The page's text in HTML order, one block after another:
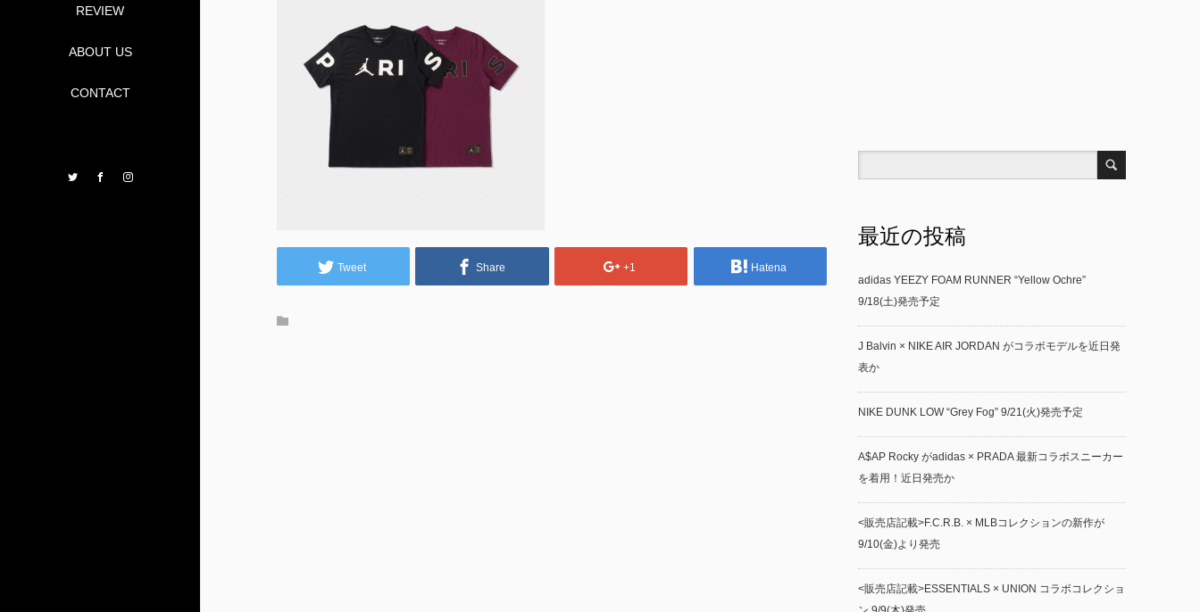
REVIEW
ABOUT US
CONTACT
TwitterFacebook
Tweet Share +1 Hatena
最近の投稿
adidas YEEZY FOAM RUNNER “Yellow Ochre”
9/18(土)発売予定
J Balvin × NIKE AIR JORDAN がコラボモデルを近日発
表か
NIKE DUNK LOW “Grey Fog” 9/21(火)発売予定
A$AP Rocky がadidas × PRADA 最新コラボスニーカー
を着用！近日発売か
<販売店記載>F.C.R.B. × MLBコレクションの新作が
9/10(金)より発売
<販売店記載>ESSENTIALS × UNION コラボコレクショ